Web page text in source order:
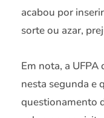
acabou por
sorte ou azar,
Em nota, a
nesta segunda e
questionamento